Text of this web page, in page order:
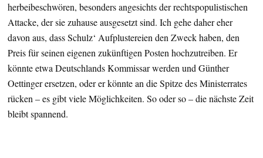
herbeibeschwören, besonders angesichts der rechtspopulistischen
Attacke, der sie zuhause ausgesetzt sind. Ich gehe daher eher
davon aus, dass Schulz‘ Aufplustereien den Zweck haben, den
Preis für seinen eigenen zukünftigen Posten hochzutreiben. Er
könnte etwa Deutschlands Kommissar werden und Günther
Oettinger ersetzen, oder er könnte an die Spitze des Ministerrates
rücken – es gibt viele Möglichkeiten. So oder so – die nächste Zeit
bleibt spannend.